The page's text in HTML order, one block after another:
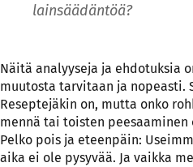
lainsäädäntöä?
Näitä analyyseja ja ehdotuksia
muutosta tarvitaan ja nopeasti.
Reseptejäkin on, mutta onko
mennä tai toisten
Pelko pois ja eteenpäin:
aika ei ole pysyvää. Ja vaikka